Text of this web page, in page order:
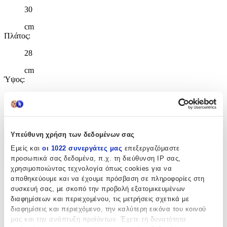
Υπεύθυνη χρήση των δεδομένων σας
Εμείς και οι 1022 συνεργάτες μας επεξεργαζόμαστε
προσωπικά σας δεδομένα, π.χ. τη διεύθυνση IP σας,
χρησιμοποιώντας τεχνολογία όπως cookies για να
αποθηκεύουμε και να έχουμε πρόσβαση σε πληροφορίες στη
συσκευή σας, με σκοπό την προβολή εξατομικευμένων
διαφημίσεων και περιεχομένου, τις μετρήσεις σχετικά με
διαφημίσεις και περιεχόμενο, την καλύτερη εικόνα του κοινού
μας και την ανάπτυξη προϊόντων. Έχετε τη δυνατότητα
30
cm
Πλάτος:
28
cm
Ύψος:
Χαρακτηριστικά
+
Χαρακτηριστικά
Κατασκευαστής:
Back Me Up